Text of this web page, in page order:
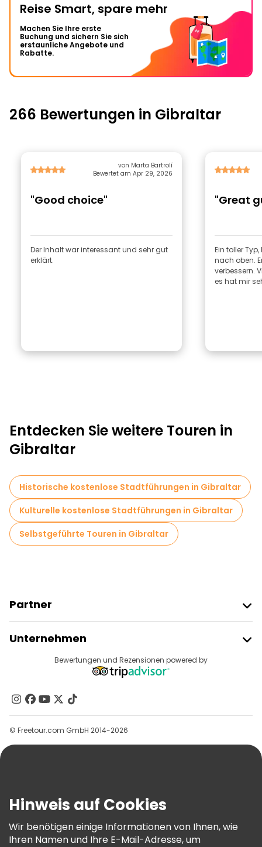
Reise Smart, spare mehr
Machen Sie Ihre erste
Buchung und sichern Sie sich
erstaunliche Angebote und
Rabatte.
266 Bewertungen in Gibraltar
von Marta Bartrolí
Bewertet am Apr 29, 2026
"Good choice"
Der Inhalt war interessant und sehr gut
erklärt.
"Great
Ein toller
nach oben.
verbessern.
es hat mir
Entdecken Sie weitere Touren in
Gibraltar
Historische kostenlose Stadtführungen in Gibraltar
Kulturelle kostenlose Stadtführungen in Gibraltar
Selbstgeführte Touren in Gibraltar
Partner
Anbieter-Anmeldung
Affiliate-Programm
Unternehmen
Reiseziele
Kontakt
Gruppen
Hilfe
AGB Und Rechtliches
Cookie-Richtlinie
Bewertungen und Rezensionen powered by
© Freetour.com GmbH 2014-2026
Hinweis auf Cookies
Wir benötigen einige Informationen von Ihnen, wie
Ihren Namen und Ihre E-Mail-Adresse, um